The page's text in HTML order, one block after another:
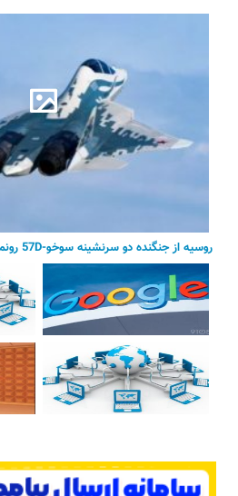
روسیه از جنگنده دو سرنشینه سوخو-57D رونمایی کرد